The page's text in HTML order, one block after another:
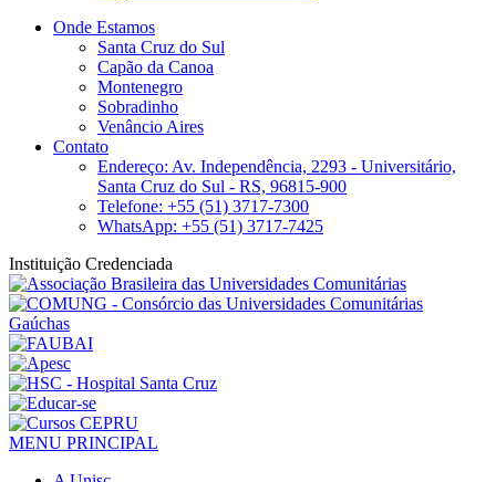
Onde Estamos
Santa Cruz do Sul
Capão da Canoa
Montenegro
Sobradinho
Venâncio Aires
Contato
Endereço: Av. Independência, 2293 - Universitário,
Santa Cruz do Sul - RS, 96815-900
Telefone: +55 (51) 3717-7300
WhatsApp: +55 (51) 3717-7425
Instituição Credenciada
MENU PRINCIPAL